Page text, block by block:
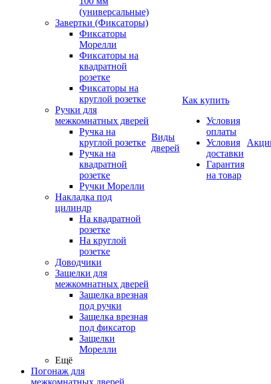
(универсальные)
Завертки (Фиксаторы)
Фиксаторы
Морелли
Фиксаторы на
квадратной
розетке
Фиксаторы на
круглой розетке
Ручки для
межкомнатных дверей
Ручка на
круглой розетке
Ручка на
квадратной
розетке
Ручки Морелли
Накладка под
цилиндр
На квадратной
розетке
На круглой
розетке
Доводчики
Защелки для
межкомнатных дверей
Защелка врезная
под ручки
Защелка врезная
под фиксатор
Защелки
Морелли
Ещё
Погонаж для
межкомнатных дверей
Виды
дверей
Как купить
Условия
оплаты
Условия
доставки
Гарантия
на товар